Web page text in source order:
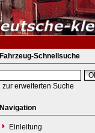
Fahrzeug-Schnellsuche
zur erweiterten Suche
Navigation
Einleitung